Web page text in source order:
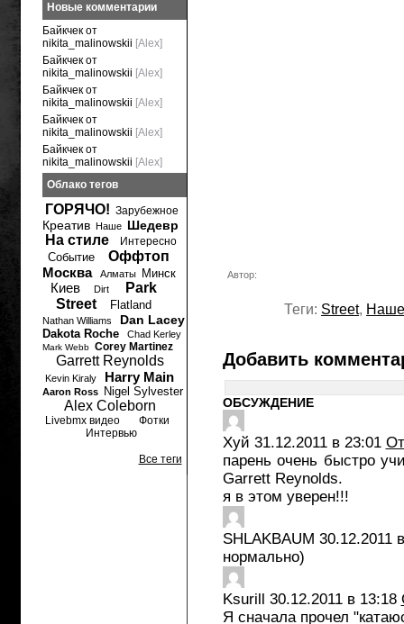
Автор:
Теги: Street, Наше
Добавить
ОБСУЖДЕНИЕ
Хуй 31.12.2011 в 23:01
парень очень быстро
Garrett Reynolds.
я в этом уверен!!!
SHLAKBAUM 30.12.2011
нормально)
Ksurill 30.12.2011 в 13:18
Я сначала прочел
Новые комментарии
Байкчек от
nikita_malinowskii [Alex]
Байкчек от
nikita_malinowskii [Alex]
Байкчек от
nikita_malinowskii [Alex]
Байкчек от
nikita_malinowskii [Alex]
Байкчек от
nikita_malinowskii [Alex]
Облако тегов
ГОРЯЧО! Зарубежное
Креатив Наше Шедевр
На стиле Интересно
Событие
Оффтоп
Москва
Алматы Минск
Киев Dirt
Park
Street
Flatland
Nathan Williams Dan Lacey
Dakota Roche Chad Kerley
Mark Webb Corey Martinez
Garrett Reynolds
Kevin Kiraly Harry Main
Aaron Ross Nigel Sylvester
Alex Coleborn
Livebmx видео
Фотки
Интервью
Все теги